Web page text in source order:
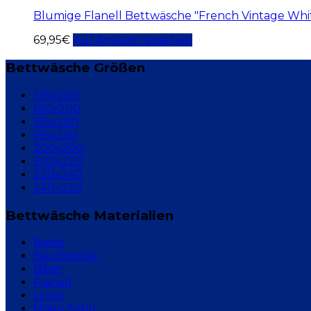
Blumige Flanell Bettwäsche "French Vintage
69,95€ Auf Amazon ansehen
Bettwäsche Größen
135x200
140x200
155x200
155x220
200x200
200x220
220x240
240x220
Bettwäsche Materialien
Batist
Baumwolle
Biber
Flanell
Linon